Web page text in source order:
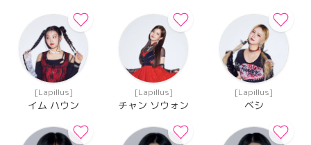
[Lapillus]
イム ハウン
[Lapillus]
チャン ソウォン
[Lapillus]
ベシ